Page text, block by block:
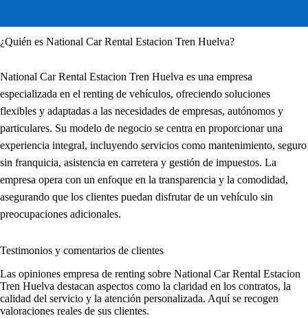
¿Quién es National Car Rental Estacion Tren Huelva?
National Car Rental Estacion Tren Huelva es una empresa
especializada en el renting de vehículos, ofreciendo soluciones
flexibles y adaptadas a las necesidades de empresas, autónomos y
particulares. Su modelo de negocio se centra en proporcionar una
experiencia integral, incluyendo servicios como mantenimiento, seguro
sin franquicia, asistencia en carretera y gestión de impuestos. La
empresa opera con un enfoque en la transparencia y la comodidad,
asegurando que los clientes puedan disfrutar de un vehículo sin
preocupaciones adicionales.
Testimonios y comentarios de clientes
Las opiniones empresa de renting sobre National Car Rental Estacion
Tren Huelva destacan aspectos como la claridad en los contratos, la
calidad del servicio y la atención personalizada. Aquí se recogen
valoraciones reales de sus clientes.